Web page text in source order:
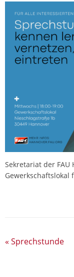
Sekretariat der
Gewerkschaftslokal
« Sprechstunde